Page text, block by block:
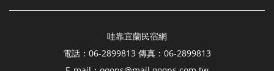
哇靠宜蘭民宿網
電話：06-2899813 傳真：06-2899813